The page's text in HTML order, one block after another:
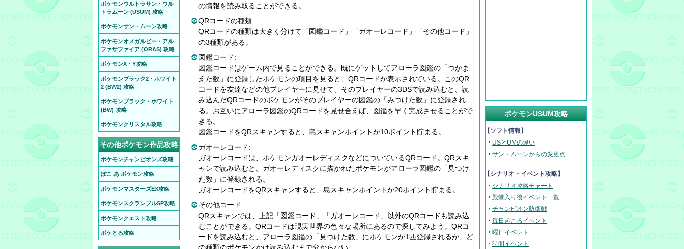
の情報を読み取ることができる。
QRコードの種類:
QRコードの種類は大きく分けて「図鑑コード」「ガオーレコード」「その他コード」
の3種類がある。
図鑑コード:
図鑑コードはゲーム内で見ることができる。既にゲットしてアローラ図鑑の「つかま
えた数」に登録したポケモンの項目を見ると、QRコードが表示されている。このQR
コードを友達などの他プレイヤーに見せて、そのプレイヤーの3DSで読み込むと、読
み込んだQRコードのポケモンがそのプレイヤーの図鑑の「みつけた数」に登録され
る。お互いにアローラ図鑑のQRコードを見せ合えば、図鑑を早く完成させることがで
きる。
図鑑コードをQRスキャンすると、島スキャンポイントが10ポイント貯まる。
ガオーレコード:
ガオーレコードは、ポケモンガオーレディスクなどについているQRコード。QRスキ
ャンで読み込むと、ガオーレディスクに描かれたポケモンがアローラ図鑑の「見つけ
た数」に登録される。
ガオーレコードをQRスキャンすると、島スキャンポイントが20ポイント貯まる。
その他コード:
QRスキャンでは、上記「図鑑コード」「ガオーレコード」以外のQRコードも読み込
むことができる。QRコードは現実世界の色々な場所にあるので探してみよう。QRコ
ードを読み込むと、アローラ図鑑の「見つけた数」にポケモンが1匹登録されるが、ど
ポケモンUSUM攻略
【ソフト情報】
USとUMの違い
サン・ムーンからの変更点
【シナリオ・イベント攻略】
シナリオ攻略チャート
殿堂入り後イベント一覧
チャンピオン防衛戦
毎日起こるイベント
曜日イベント
時間イベント
ポケモンウルトラサン・ウル
トラムーン (USUM) 攻略
ポケモンサン・ムーン攻略
ポケモンオメガルビー・アル
ファサファイア (ORAS) 攻略
ポケモンX・Y攻略
ポケモンブラック2・ホワイト
2 (BW2) 攻略
ポケモンブラック・ホワイト
(BW) 攻略
ポケモンクリスタル攻略
その他ポケモン作品攻略
ポケモンチャンピオンズ攻略
ぽこ あ ポケモン攻略
ポケモンマスターズEX攻略
ポケモンスクランブルSP攻略
ポケモンクエスト攻略
ポケとる攻略